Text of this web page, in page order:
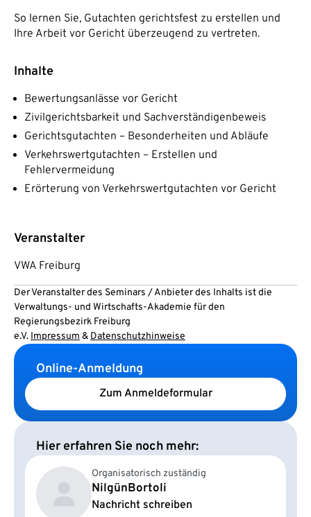
So lernen Sie, Gutachten gerichtsfest zu erstellen und
Ihre Arbeit vor Gericht überzeugend zu vertreten.
Inhalte
Bewertungsanlässe vor Gericht
Zivilgerichtsbarkeit und Sachverständigenbeweis
Gerichtsgutachten – Besonderheiten und Abläufe
Verkehrswertgutachten – Erstellen und
Fehlervermeidung
Erörterung von Verkehrswertgutachten vor Gericht
Veranstalter
VWA Freiburg
Der Veranstalter des Seminars / Anbieter des Inhalts ist die
Verwaltungs- und Wirtschafts-Akademie für den
Regierungsbezirk Freiburg
e.V. Impressum & Datenschutzhinweise
Online-Anmeldung
Zum Anmeldeformular
Hier erfahren Sie noch mehr:
Organisatorisch zuständig
NilgünBortoli
Nachricht schreiben